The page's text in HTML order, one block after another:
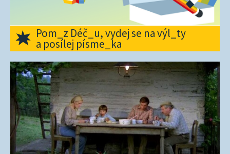
Pom_z Déč_u, vydej se na výl_ty
a posílej písme_ka